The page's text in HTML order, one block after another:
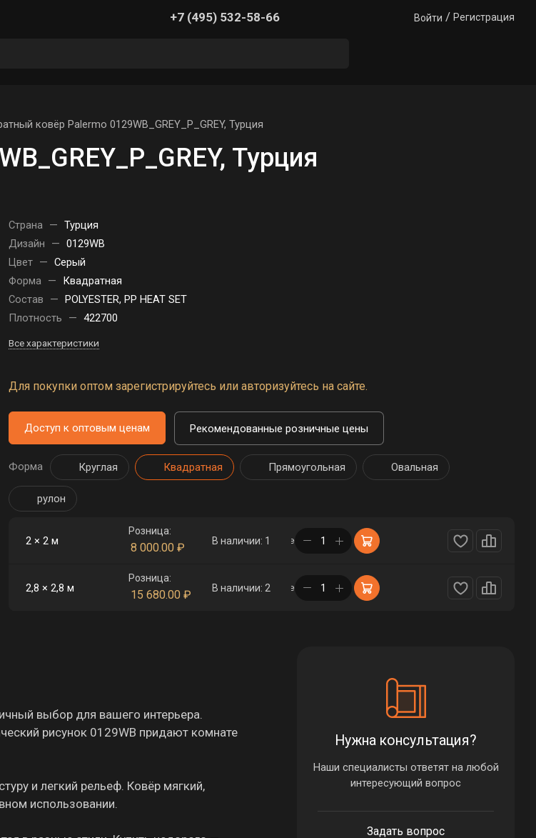
+7 (495) 532-58-66 Войти / Регистрация
ковёр Palermo 0129WB_GREY_P_GREY, Турция
Турция
Страна — Турция
Дизайн
— 0129WB
Цвет — Серый
Форма —
Квадратная
Состав
— POLYESTER, PP HEAT SET
Плотность
— 422700
Все характеристики
Для покупки оптом зарегистрируйтесь или авторизуйтесь на сайте.
Доступ к оптовым ценам Рекомендованные розничные цены
Форма Круглая Квадратная Прямоугольная Овальная
рулон
2 × 2 м
Розница:
8 000.00 ₽
В наличии: 1в корзине
2,8 × 2,8 м
Розница:
15 680.00 ₽
В наличии: 2в корзине
выбор для вашего интерьера.
рисунок 0129WB придают комнате
и легкий рельеф. Ковёр мягкий,
использовании.
Нужна консультация?
Наши специалисты ответят на любой
интересующий вопрос
Задать вопрос